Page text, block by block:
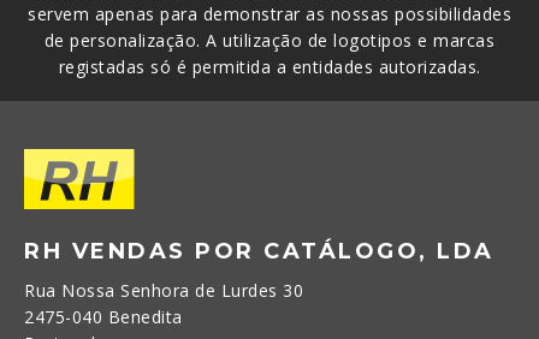
servem apenas para demonstrar as nossas possibilidades
de personalização. A utilização de logotipos e marcas
registadas só é permitida a entidades autorizadas.
RH VENDAS POR CATÁLOGO, LDA
Rua Nossa Senhora de Lurdes 30
2475-040 Benedita